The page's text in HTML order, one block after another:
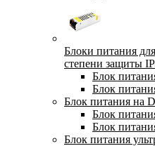
Блоки питания
степени защиты IP
Блок
Блок
Блок питания на
Блок
Блок
Блок питания